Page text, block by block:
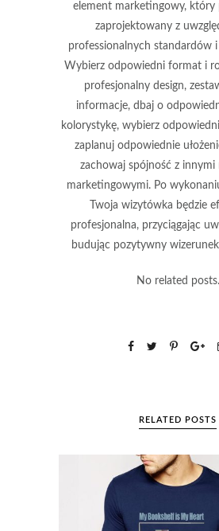
element marketingowy, który
zaprojektowany z
professionalnych standardów
Wybierz odpowiedni format i
profesjonalny design,
informacje, dbaj o
kolorystykę, wybierz
zaplanuj odpowiednie
zachowaj spójność z innymi
marketingowymi. Po
Twoja wizytówka będzie
profesjonalna, przyciągając
budując pozytywny
No related posts.
RELATED POSTS